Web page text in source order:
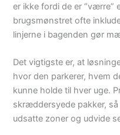
er ikke fordi de er “værre”
brugsmønstret ofte
linjerne i bagenden gør
Det vigtigste er, at
hvor den parkerer, hvem
kunne holde til hver uge.
skræddersyede pakker,
udsatte zoner og udvide